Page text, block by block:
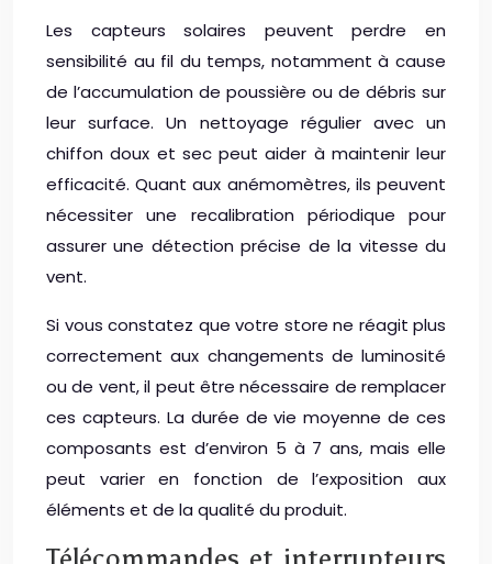
Les capteurs solaires peuvent perdre en
sensibilité au fil du temps, notamment à cause
de l’accumulation de poussière ou de débris sur
leur surface. Un nettoyage régulier avec un
chiffon doux et sec peut aider à maintenir leur
efficacité. Quant aux anémomètres, ils peuvent
nécessiter une recalibration périodique pour
assurer une détection précise de la vitesse du
vent.
Si vous constatez que votre store ne réagit plus
correctement aux changements de luminosité
ou de vent, il peut être nécessaire de remplacer
ces capteurs. La durée de vie moyenne de ces
composants est d’environ 5 à 7 ans, mais elle
peut varier en fonction de l’exposition aux
éléments et de la qualité du produit.